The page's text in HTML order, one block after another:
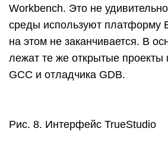
Workbench. Это не
среды используют платформу
на этом не заканчивается. В
лежат те же открытые проекты
GCC и отладчика GDB.
Рис. 8. Интерфейс TrueStudio